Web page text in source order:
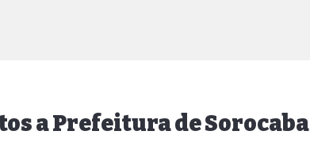
a Prefeitura de Sorocaba